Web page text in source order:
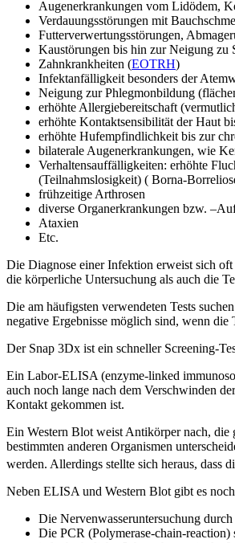
Augenerkrankungen vom Lidödem,
Verdauungsstörungen mit
Futterverwertungsstörungen,
Kaustörungen bis hin zur Neigung zu
Zahnkrankheiten (EOTRH)
Infektanfälligkeit besonders der
Neigung zur Phlegmonbildung
erhöhte Allergiebereitschaft
erhöhte Kontaktsensibilität der Haut
erhöhte Hufempfindlichkeit bis zur
bilaterale Augenerkrankungen, wie
Verhaltensauffälligkeiten: erhöhte
(Teilnahmslosigkeit) ( Borna-
frühzeitige Arthrosen
diverse Organerkrankungen bzw.
Ataxien
Etc.
Die Diagnose einer Infektion erweist sich
die körperliche Untersuchung als auch die
Die am häufigsten verwendeten Tests
negative Ergebnisse möglich sind, wenn
Der Snap 3Dx ist ein schneller Screening-
Ein Labor-ELISA (enzyme-linked
auch noch lange nach dem Verschwinden
Kontakt gekommen ist.
Ein Western Blot weist Antikörper nach,
bestimmten anderen Organismen
werden. Allerdings stellte sich heraus, dass
Neben ELISA und Western Blot gibt es
Die Nervenwasseruntersuchung
Die PCR (Polymerase-chain-